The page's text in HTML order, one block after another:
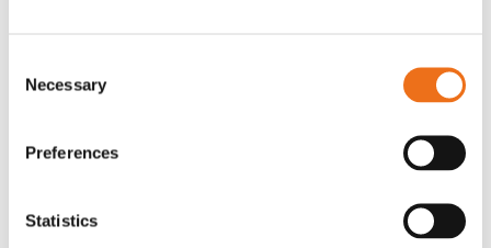
Selection
Necessary
Preferences
Statistics